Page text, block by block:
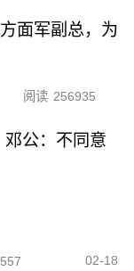
面军副总，为
阅读 256935
公：不同意
02-18